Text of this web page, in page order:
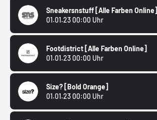
Sneakersnstuff [Alle Farben Online]
01.01.23 00:00 Uhr
Footdistrict [Alle Farben Online]
01.01.23 00:00 Uhr
Size? [Bold Orange]
01.01.23 00:00 Uhr